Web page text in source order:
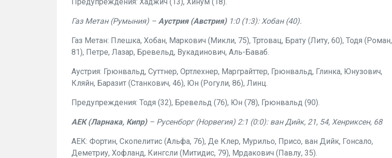
Газ Метан (Румыния) – Аустрия (Австрия)1:0 (1:3): Хобан (40).
Газ Метан: Плешка, Хобан, Маркович (Микли, 75), Тртовац, Брату (Литу, 60), Тодя (Роман,
81), Петре, Лазар, Бревельд, Вукадинович, Аль-Баваб.
Аустрия: Грюнвальд, Суттнер, Ортлехнер, Марграйттер, Грюнвальд, Глинка, Юнузович,
Кляйн, Баразит (Станкович, 46), Юн (Рогули, 86), Линц.
Предупреждения: Тодя (32), Бревельд (76), Юн (78), Грюнвальд (90).
АЕК (Ларнака, Кипр) – Русенборг (Норвегия) 2:1 (0:0): ван Дийк, 21, 54, Хенриксен, 68
АЕК: Фортин, Скопелитис (Альфа, 76), Де Клер, Мурильо, Присо, ван Дийк, Гонсало,
Деметриу, Хофланд, Кингсли (Митидис, 79), Мрдакович (Павлу, 35).